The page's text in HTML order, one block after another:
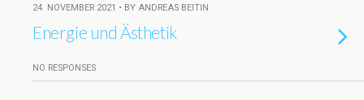
24. NOVEMBER 2021 • BY ANDREAS BEITIN
Energie und Ästhetik
NO RESPONSES